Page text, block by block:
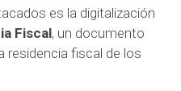
es la digitalización
Fiscal, un documento
residencia fiscal de los